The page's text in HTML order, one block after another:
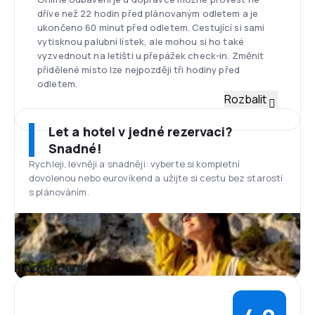
dříve než 22 hodin před plánovaným odletem a je
ukončeno 60 minut před odletem. Cestující si sami
vytisknou palubní lístek, ale mohou si ho také
vyzvednout na letišti u přepážek check-in. Změnit
přidělené místo lze nejpozději tři hodiny před
odletem.
A319, A320, A320NEO, A321, A330-300, A350-900,
Boeing 737-700/800, CRJ-900, ATR 72-600. SAS
postupně modernizuje svůj letecký park a nahrazuje
starší letadla novými, ekologičtějšími modely. Díky
tomu je nyní možné snížit spotřebu paliva během
letu o 15-30 %, aniž by cestující přišli o komfort, na
který jsou zvyklí.
Letiště Stockholm Arlanda
Mezinárodní letiště Stockholm Arlanda je základnou
letecké společnosti SAS. Letiště se nachází 42 km
severně od švédského hlavního města a 28 km
gastronomických služeb: barů, restaurací a kaváren
Rozbalit
Let a hotel v jedné rezervaci?
Snadné!
Rychleji, levněji a snadněji: vyberte si kompletní
dovolenou nebo eurovíkend a užijte si cestu bez starostí
s plánováním.
Hodnocení